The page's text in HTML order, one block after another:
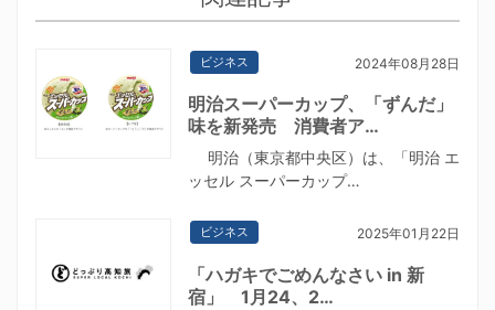
ビジネス 2024年08月28日
明治スーパーカップ、「ずんだ」
味を新発売 消費者ア…
明治（東京都中央区）は、「明治 エ
ッセル スーパーカップ…
ビジネス 2025年01月22日
「ハガキでごめんなさい in 新
宿」 1月24、2…